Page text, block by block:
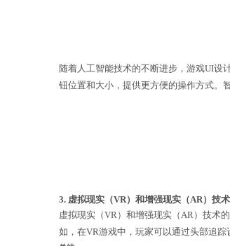
自动调整，确保用户在
随着人工智能技术的不
钮位置和大小，提供更